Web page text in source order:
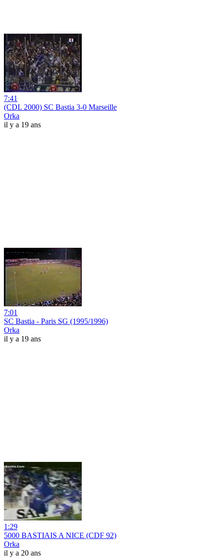
7:41
(CDL 2000) SC Bastia 3-0 Marseille
Orka
il y a 19 ans
7:01
SC Bastia - Paris SG (1995/1996)
Orka
il y a 19 ans
1:29
5000 BASTIAIS A NICE (CDF 92)
Orka
il y a 20 ans